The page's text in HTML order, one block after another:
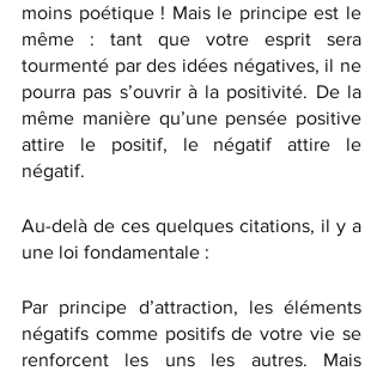
moins poétique ! Mais le principe est le
même : tant que votre esprit sera
tourmenté par des idées négatives, il ne
pourra pas s’ouvrir à la positivité. De la
même manière qu’une pensée positive
attire le positif, le négatif attire le
négatif.
Au-delà de ces quelques citations, il y a
une loi fondamentale :
Par principe d’attraction, les éléments
négatifs comme positifs de votre vie se
renforcent les uns les autres. Mais